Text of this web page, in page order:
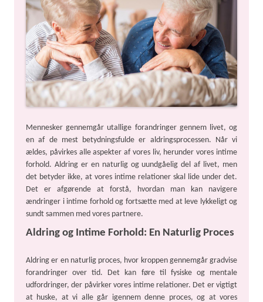
Mennesker gennemgår utallige forandringer gennem livet, og
en af de mest betydningsfulde er aldringsprocessen. Når vi
ældes, påvirkes alle aspekter af vores liv, herunder vores intime
forhold. Aldring er en naturlig og uundgåelig del af livet, men
det betyder ikke, at vores intime relationer skal lide under det.
Det er afgørende at forstå, hvordan man kan navigere
ændringer i intime forhold og fortsætte med at leve lykkeligt og
sundt sammen med vores partnere.
Aldring og Intime Forhold: En Naturlig Proces
Aldring er en naturlig proces, hvor kroppen gennemgår gradvise
forandringer over tid. Det kan føre til fysiske og mentale
udfordringer, der påvirker vores intime relationer. Det er vigtigt
at huske, at vi alle går igennem denne proces, og at vores